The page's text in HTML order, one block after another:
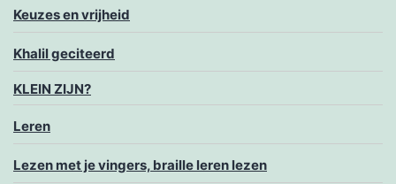
Keuzes en vrijheid
Khalil geciteerd
KLEIN ZIJN?
Leren
Lezen met je vingers, braille leren lezen